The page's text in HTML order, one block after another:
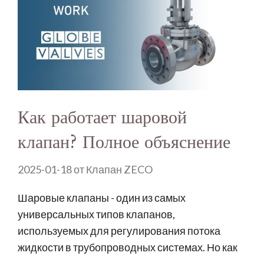
Как работает шаровой
клапан? Полное объяснение
2025-01-18отКлапан ZECO
Шаровые клапаны - один из самых
универсальных типов клапанов,
используемых для регулирования потока
жидкости в трубопроводных системах. Но как